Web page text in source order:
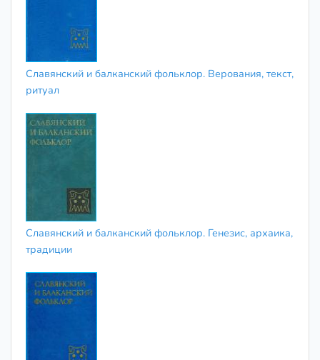
Славянский и балканский фольклор. Верования, текст,
ритуал
Славянский и балканский фольклор. Генезис, архаика,
традиции